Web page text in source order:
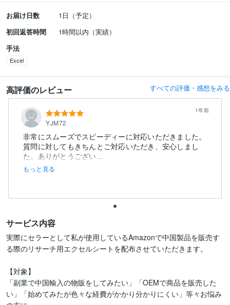
お届け日数
1日（予定）
初回返答時間
1時間以内（実績）
手法
Excel
高評価のレビュー すべての評価・感想をみる
YJM72
1年前
非常にスムーズでスピーディーに対応いただきました。
質問に対してもきちんとご対応いただき、安心しまし
た。ありがとうござい...
もっと見る
サービス内容
実際にセラーとして私が使用しているAmazonで中国製品を販売す
る際のリサーチ用エクセルシートを配布させていただきます。
【対象】
「副業で中国輸入の物販をしてみたい」「OEMで商品を販売した
い」「始めてみたが色々な経費がかかり分かりにくい」等々お悩み